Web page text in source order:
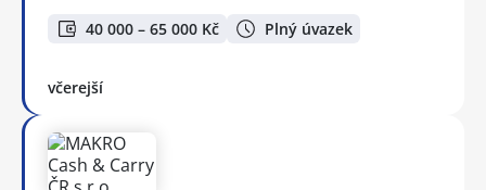
40 000 – 65 000 Kč Plný úvazek
včerejší